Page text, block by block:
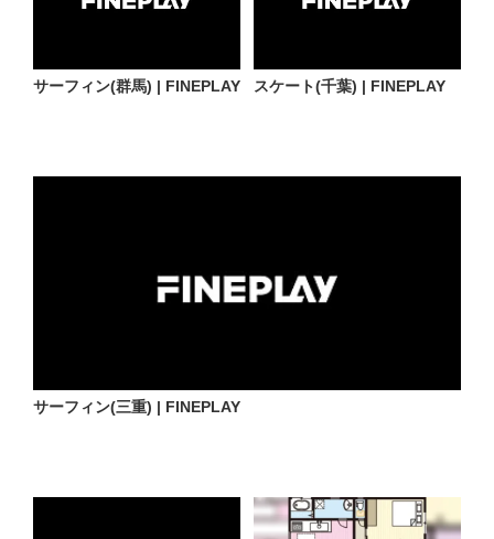
サーフィン(群馬) | FINEPLAY スケート(千葉) | FINEPLAY
サーフィン(三重) | FINEPLAY